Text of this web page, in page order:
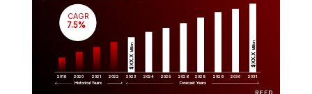
2019 2020 2021 2022 2023 2024 2025 2026 2028 2029 2030 2031
$XX.X
Million
$XX.X
Million
CAGR
7.5%
Historical Years Forecast Years